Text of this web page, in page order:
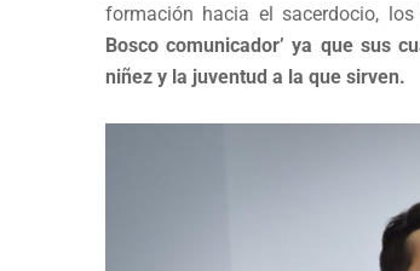
formación hacia el sacerdocio,
Bosco comunicador’ ya que sus
niñez y la juventud a la que sirven.